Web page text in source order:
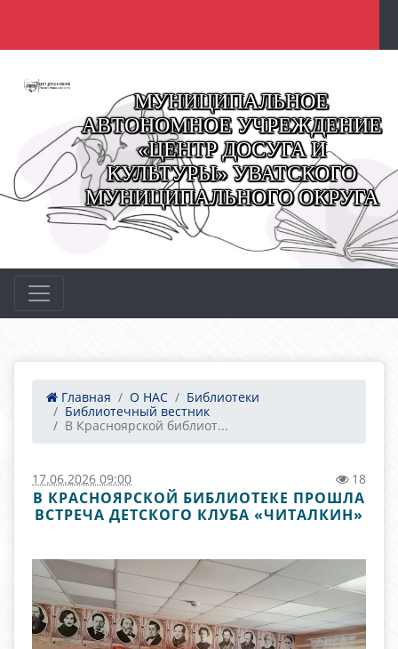
МУНИЦИПАЛЬНОЕ
АВТОНОМНОЕ УЧРЕЖДЕНИЕ
«ЦЕНТР ДОСУГА И
КУЛЬТУРЫ» УВАТСКОГО
МУНИЦИПАЛЬНОГО ОКРУГА
Главная О НАС
Библиотеки
Библиотечный вестник
В Красноярской библиот...
17.06.2026 09:00 18
В КРАСНОЯРСКОЙ БИБЛИОТЕКЕ ПРОШЛА
ВСТРЕЧА ДЕТСКОГО КЛУБА «ЧИТАЛКИН»